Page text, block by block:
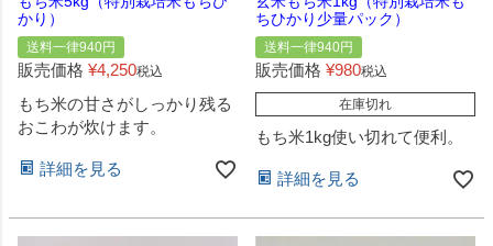
かり）
送料一律940円
販売価格 ¥4,250税込
もち米の甘さがしっかり残る
おこわが炊けます。
詳細を見る
ちひかり少量パック）
送料一律940円
販売価格 ¥980税込
在庫切れ
もち米1kg使い切れて便利。
詳細を見る